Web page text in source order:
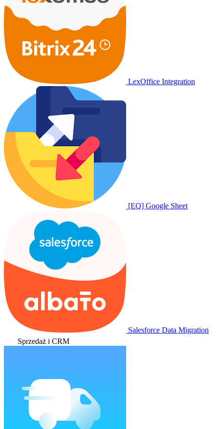
LexOffice Integration
[EQ] Google Sheet
Salesforce Data Migration
Sprzedaż i CRM